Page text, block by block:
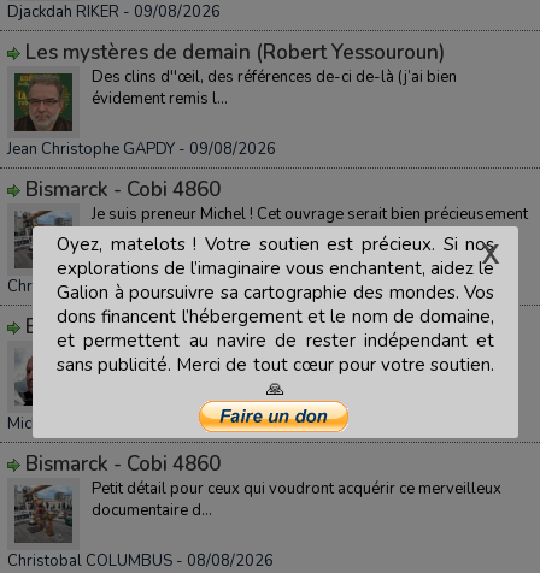
Djackdah RIKER - 09/08/2026
Les mystères de demain (Robert Yessouroun)
Des clins d''œil, des références de-ci de-là (j’ai bien
évidement remis l...
Jean Christophe GAPDY - 09/08/2026
Bismarck - Cobi 4860
Je suis preneur Michel ! Cet ouvrage serait bien précieusement
installé dan...
Christobal COLUMBUS- 08/08/2026
Bismarck - Cobi 4860
Fascinant ! Tu fais remonter en mémoire une histoir...
Michel MAILLOT - 08/08/2026
Bismarck - Cobi 4860
Petit détail pour ceux qui voudront acquérir ce merveilleux
documentaire d...
Christobal COLUMBUS - 08/08/2026
Oyez, matelots ! Votre soutien est précieux. Si nos
explorations de l’imaginaire vous enchantent, aidez le
Galion à poursuivre sa cartographie des mondes. Vos
dons financent l’hébergement et le nom de domaine,
et permettent au navire de rester indépendant et
sans publicité. Merci de tout cœur pour votre soutien.
🙏